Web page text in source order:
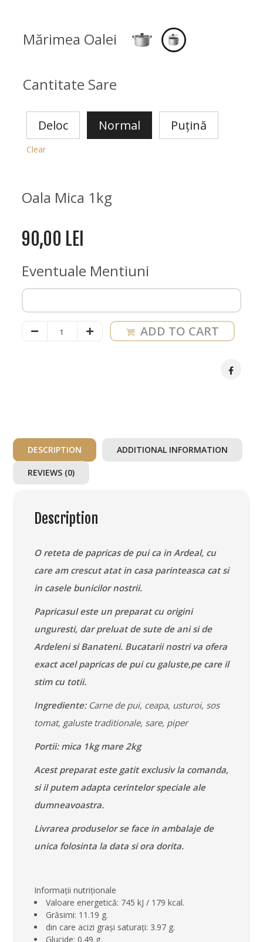
Mărimea Oalei
Cantitate Sare
Deloc Normal Puțină
Clear
Oala Mica 1kg
90,00 LEI
Eventuale Mentiuni
Oala
Galuste
quantity
ADD TO CART
DESCRIPTION ADDITIONAL INFORMATION
REVIEWS (0)
Description
O reteta de papricas de pui ca in Ardeal, cu
care am crescut atat in casa parinteasca cat si
in casele bunicilor nostrii.
Papricasul este un preparat cu origini
unguresti, dar preluat de sute de ani si de
Ardeleni si Banateni. Bucatarii nostri va ofera
exact acel papricas de pui cu galuste,pe care il
stim cu totii.
Ingrediente: Carne de pui, ceapa, usturoi, sos
tomat, galuste traditionale, sare, piper
Portii: mica 1kg mare 2kg
Acest preparat este gatit exclusiv la comanda,
si il putem adapta cerintelor speciale ale
dumneavoastra.
Livrarea produselor se face in ambalaje de
unica folosinta la data si ora dorita.
Informații nutriționale
Valoare energetică: 745 kJ / 179 kcal.
Grăsimi: 11.19 g.
din care acizi grași saturați: 3.97 g.
Glucide: 0.49 g.